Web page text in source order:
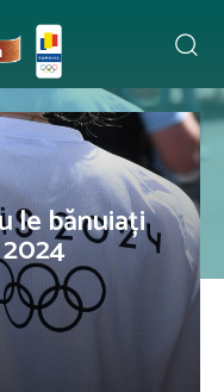
le bănuiați